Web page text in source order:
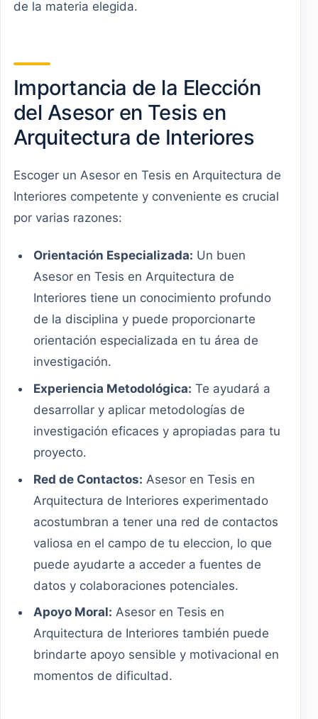
de la materia elegida.
Importancia de la Elección
del Asesor en Tesis en
Arquitectura de Interiores
Escoger un Asesor en Tesis en Arquitectura de
Interiores competente y conveniente es crucial
por varias razones:
Orientación Especializada: Un buen
Asesor en Tesis en Arquitectura de
Interiores tiene un conocimiento profundo
de la disciplina y puede proporcionarte
orientación especializada en tu área de
investigación.
Experiencia Metodológica: Te ayudará a
desarrollar y aplicar metodologías de
investigación eficaces y apropiadas para tu
proyecto.
Red de Contactos: Asesor en Tesis en
Arquitectura de Interiores experimentado
acostumbran a tener una red de contactos
valiosa en el campo de tu eleccion, lo que
puede ayudarte a acceder a fuentes de
datos y colaboraciones potenciales.
Apoyo Moral: Asesor en Tesis en
Arquitectura de Interiores también puede
brindarte apoyo sensible y motivacional en
momentos de dificultad.